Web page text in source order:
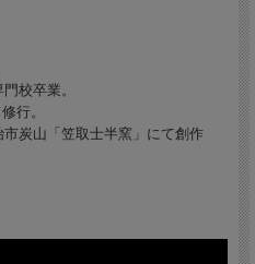
門校卒業。
修行。
炭山「笠取士半窯」にて創作